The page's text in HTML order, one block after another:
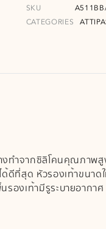
SKU
CATEGORIES
งทำจากซิลิโคนคุณภาพ
ดีที่สุด หัวรองเท้าขนาด
องเท้ามีรูระบายอากา